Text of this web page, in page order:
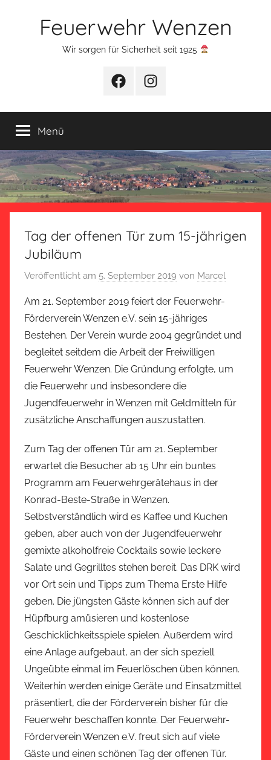
Feuerwehr Wenzen
Wir sorgen für Sicherheit seit 1925
FacebookInstagram
Menü
Tag der offenen Tür zum 15-jährigen
Jubiläum
Veröffentlicht am 5. September 2019 von Marcel
Am 21. September 2019 feiert der Feuerwehr-
Förderverein Wenzen e.V. sein 15-jähriges
Bestehen. Der Verein wurde 2004 gegründet und
begleitet seitdem die Arbeit der Freiwilligen
Feuerwehr Wenzen. Die Gründung erfolgte, um
die Feuerwehr und insbesondere die
Jugendfeuerwehr in Wenzen mit Geldmitteln für
zusätzliche Anschaffungen auszustatten.
Zum Tag der offenen Tür am 21. September
erwartet die Besucher ab 15 Uhr ein buntes
Programm am Feuerwehrgerätehaus in der
Konrad-Beste-Straße in Wenzen.
Selbstverständlich wird es Kaffee und Kuchen
geben, aber auch von der Jugendfeuerwehr
gemixte alkoholfreie Cocktails sowie leckere
Salate und Gegrilltes stehen bereit. Das DRK wird
vor Ort sein und Tipps zum Thema Erste Hilfe
geben. Die jüngsten Gäste können sich auf der
Hüpfburg amüsieren und kostenlose
Geschicklichkeitsspiele spielen. Außerdem wird
eine Anlage aufgebaut, an der sich speziell
Ungeübte einmal im Feuerlöschen üben können.
Weiterhin werden einige Geräte und Einsatzmittel
präsentiert, die der Förderverein bisher für die
Feuerwehr beschaffen konnte. Der Feuerwehr-
Förderverein Wenzen e.V. freut sich auf viele
Gäste und einen schönen Tag der offenen Tür.